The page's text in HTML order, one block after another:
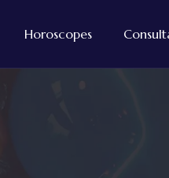
Horoscopes